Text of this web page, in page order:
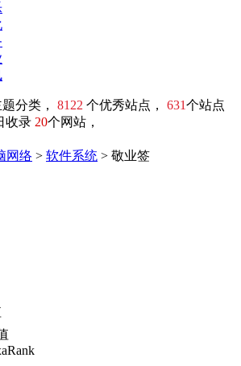
分类， 8122 个优秀站点， 631个站点
收录 20个网站，
网络 > 软件系统 > 敬业签